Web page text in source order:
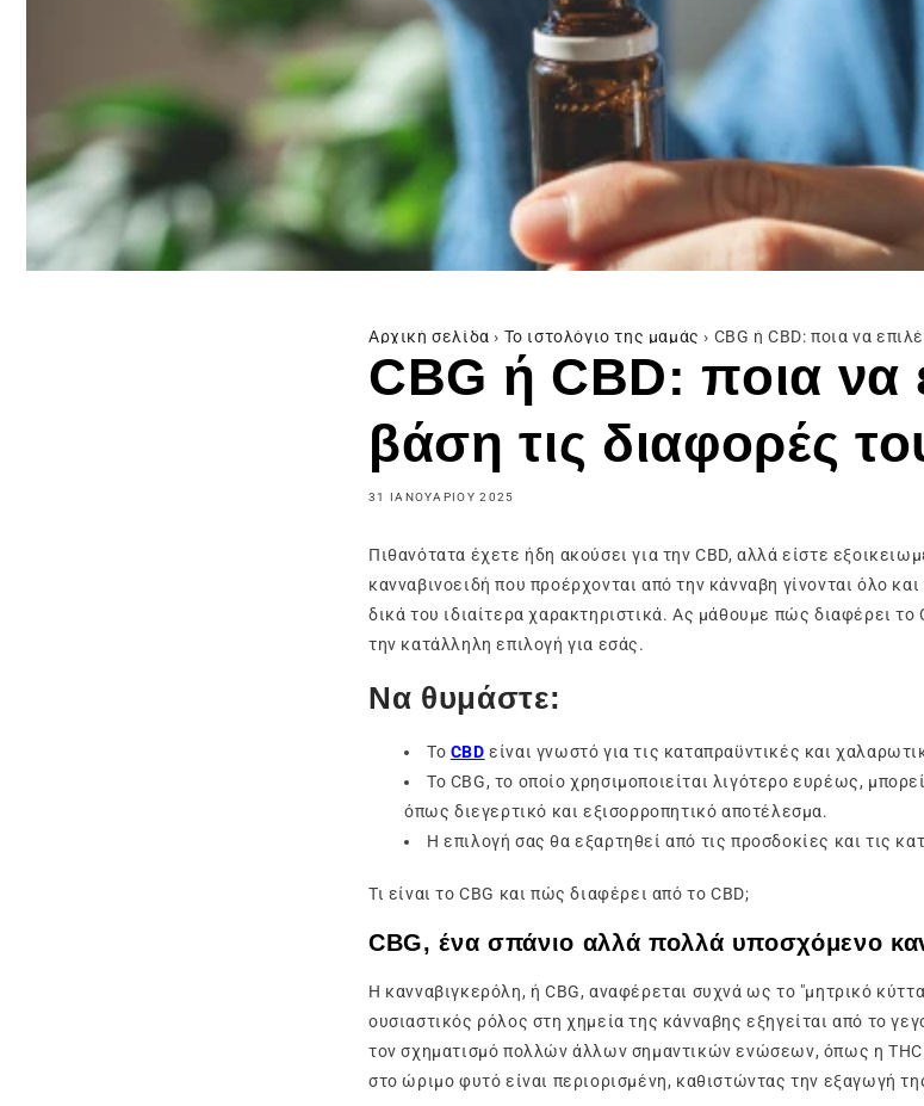
Αρχική σελίδα › Το ιστολόγιο της μαμάς › CBG ή CBD: ποια να
CBG ή CBD: ποια να
βάση τις διαφορές
31 ΙΑΝΟΥΑΡΊΟΥ 2025
Πιθανότατα έχετε ήδη ακούσει για την CBD, αλλά είστε
κανναβινοειδή που προέρχονται από την κάνναβη γίνονται όλο
δικά του ιδιαίτερα χαρακτηριστικά. Ας μάθουμε πώς διαφέρει το
την κατάλληλη επιλογή για εσάς.
Να θυμάστε:
Το CBD είναι γνωστό για τις καταπραϋντικές και
Το CBG, το οποίο χρησιμοποιείται λιγότερο ευρέως,
όπως διεγερτικό και εξισορροπητικό αποτέλεσμα.
Η επιλογή σας θα εξαρτηθεί από τις προσδοκίες και τις
Τι είναι το CBG και πώς διαφέρει από το CBD;
CBG, ένα σπάνιο αλλά πολλά υποσχόμενο
Η κανναβιγκερόλη, ή CBG, αναφέρεται συχνά ως το "μητρικό
ουσιαστικός ρόλος στη χημεία της κάνναβης εξηγείται από το
τον σχηματισμό πολλών άλλων σημαντικών ενώσεων, όπως η THC
στο ώριμο φυτό είναι περιορισμένη, καθιστώντας την εξαγωγή